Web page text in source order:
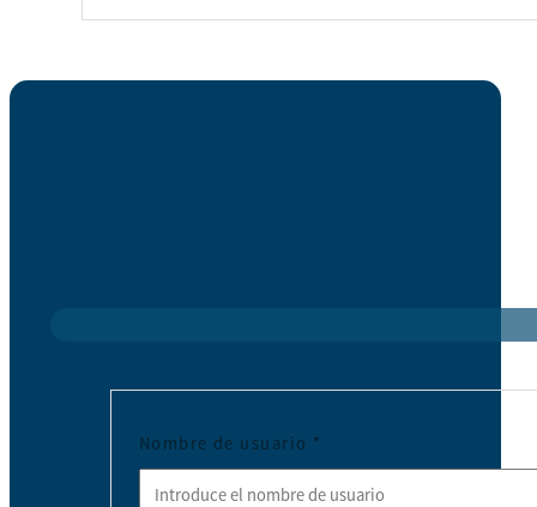
Nombre de usuario *